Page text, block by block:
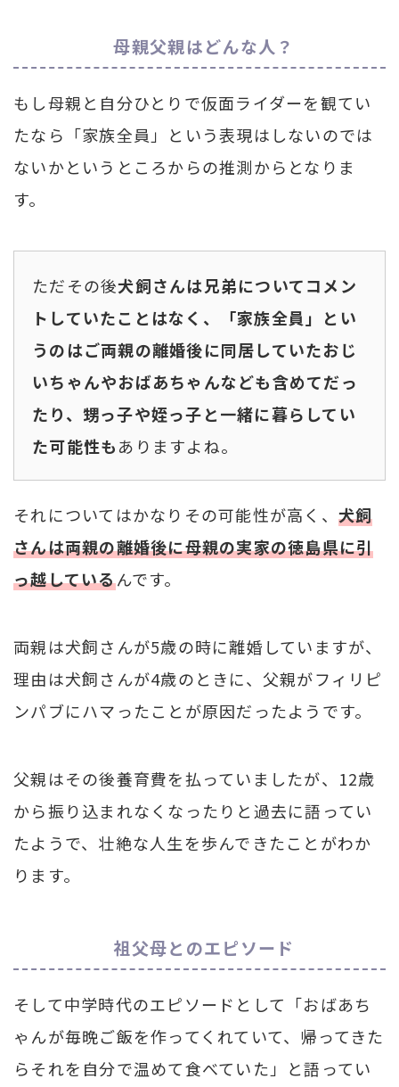
母親父親はどんな人？
もし母親と自分ひとりで仮面ライダーを観てい
たなら「家族全員」という表現はしないのでは
ないかというところからの推測からとなりま
す。
ただその後犬飼さんは兄弟についてコメン
トしていたことはなく、「家族全員」とい
うのはご両親の離婚後に同居していたおじ
いちゃんやおばあちゃんなども含めてだっ
たり、甥っ子や姪っ子と一緒に暮らしてい
た可能性もありますよね。
それについてはかなりその可能性が高く、 犬飼
さんは両親の離婚後に母親の実家の徳島県に引
っ越しているんです。
両親は犬飼さんが5歳の時に離婚していますが、
理由は犬飼さんが4歳のときに、父親がフィリピ
ンパブにハマったことが原因だったようです。
父親はその後養育費を払っていましたが、12歳
から振り込まれなくなったりと過去に語ってい
たようで、壮絶な人生を歩んできたことがわか
ります。
祖父母とのエピソード
そして中学時代のエピソードとして「おばあち
ゃんが毎晩ご飯を作ってくれていて、帰ってきた
らそれを自分で温めて食べていた」と語ってい